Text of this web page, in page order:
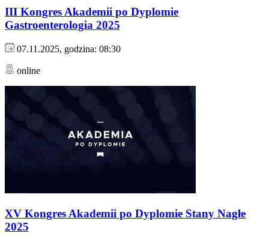
III Kongres Akademii po Dyplomie
Gastroenterologia 2025
07.11.2025, godzina: 08:30
online
XV Kongres Akademii po Dyplomie Stany Nagłe
2025